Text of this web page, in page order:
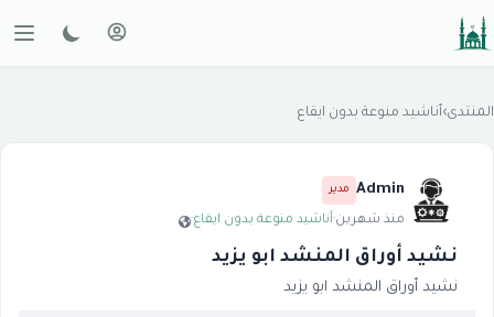
المنتدى›أناشيد منوعة بدون ايقاع
Admin مدير
منذ شهرين·أناشيد منوعة بدون ايقاع·
نشيد أوراق المنشد ابو يزيد
نشيد أوراق المنشد ابو يزيد